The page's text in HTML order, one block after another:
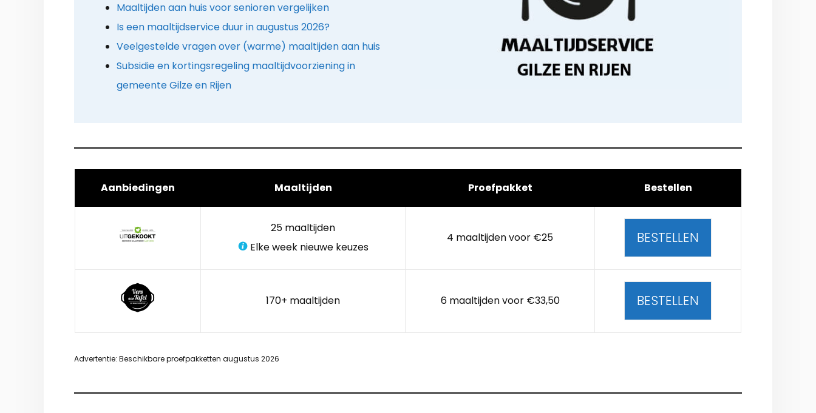
Maaltijden aan huis voor senioren vergelijken
Is een maaltijdservice duur in augustus 2026?
Veelgestelde vragen over (warme) maaltijden aan huis
Subsidie en kortingsregeling maaltijdvoorziening in
gemeente Gilze en Rijen
Aanbiedingen Maaltijden Proefpakket Bestellen
25 maaltijden
Elke week nieuwe keuzes
4 maaltijden voor €25 BESTELLEN
170+ maaltijden 6 maaltijden voor €33,50 BESTELLEN
Advertentie: Beschikbare proefpakketten augustus 2026